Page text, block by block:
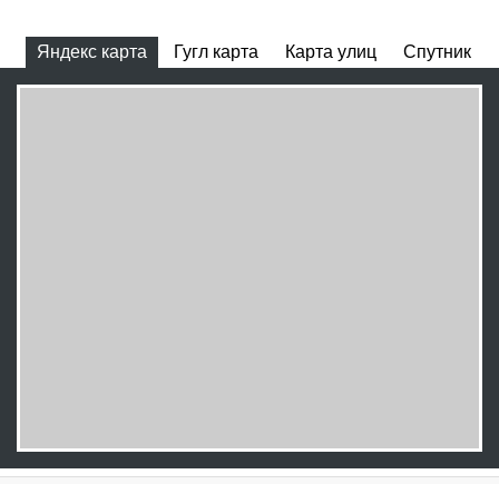
Яндекс карта Гугл карта Карта улиц Спутник